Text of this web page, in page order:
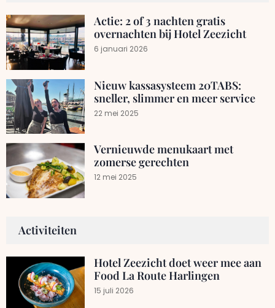
Actie: 2 of 3 nachten gratis
overnachten bij Hotel Zeezicht
6 januari 2026
Nieuw kassasysteem 20TABS:
sneller, slimmer en meer service
22 mei 2025
Vernieuwde menukaart met
zomerse gerechten
12 mei 2025
Activiteiten
Hotel Zeezicht doet weer mee aan
Food La Route Harlingen
15 juli 2026